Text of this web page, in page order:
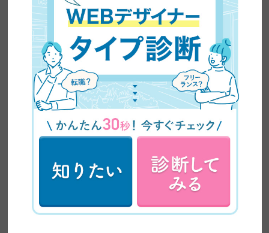
【主婦の副業】未経験から月5万円｜事務職ママが
Webデザインで叶えた理想の働き方